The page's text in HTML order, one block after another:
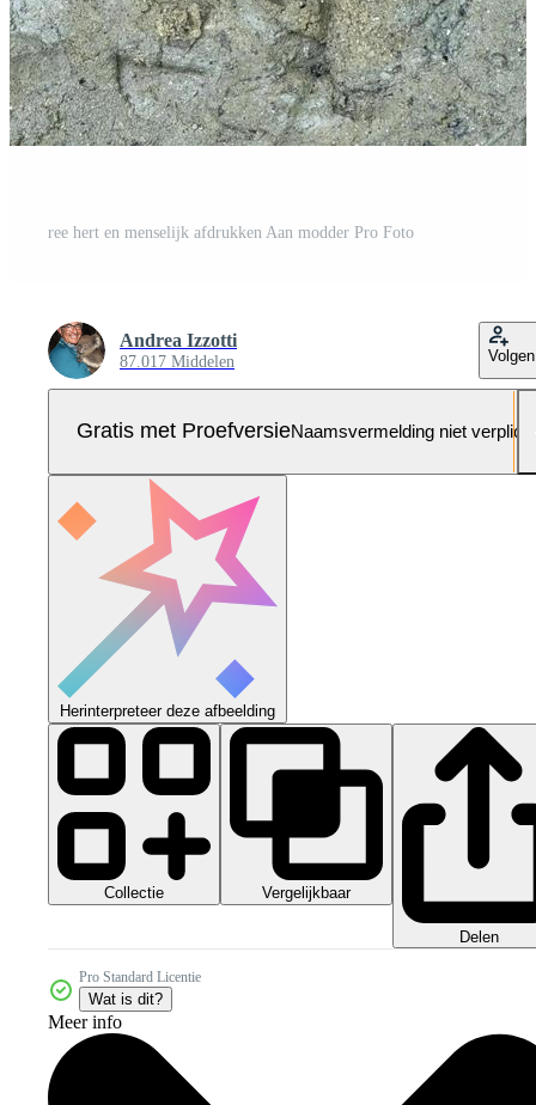
ree hert en menselijk afdrukken Aan modder Pro Foto
Andrea Izzotti
87.017 Middelen Volgen
Gratis met ProefversieNaamsvermelding niet verplicht
Herinterpreteer deze afbeelding
Collectie Vergelijkbaar
Delen
Pro Standard Licentie
Wat is dit?
Meer info